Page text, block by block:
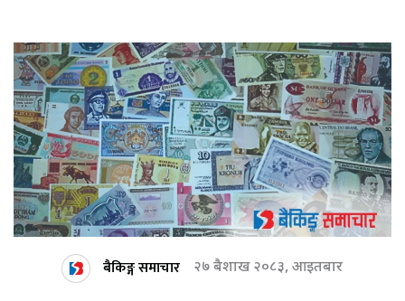
बैकिङ्ग समाचार २७ बैशाख २०८३, आइतबार